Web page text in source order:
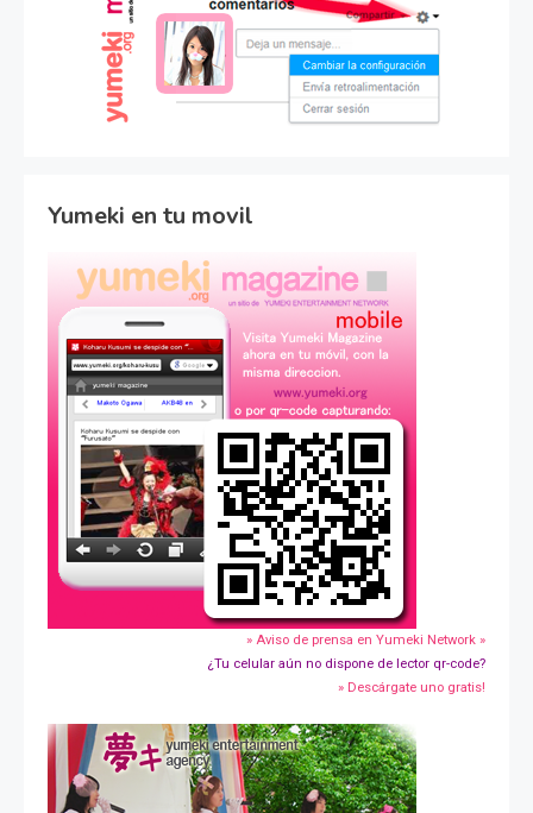
Yumeki en tu movil
» Aviso de prensa en Yumeki Network »
¿Tu celular aún no dispone de lector qr-code?
» Descárgate uno gratis!